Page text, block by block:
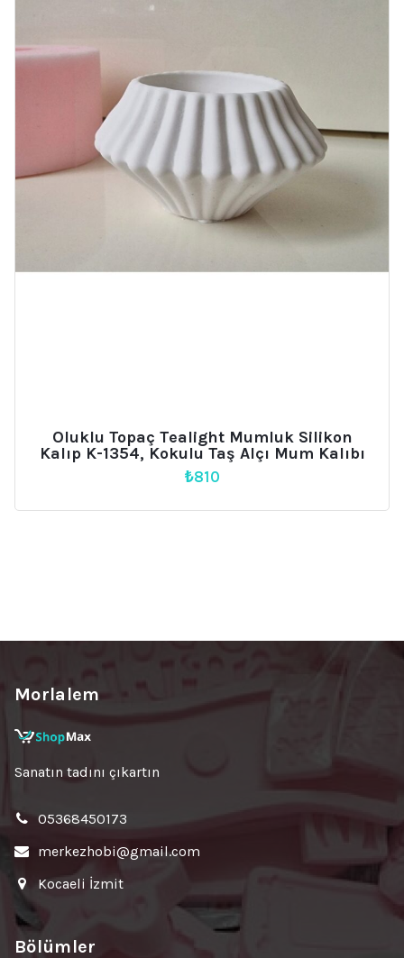
Oluklu Topaç Tealight Mumluk Silikon
Kalıp K-1354, Kokulu Taş Alçı Mum Kalıbı
₺810
Morlalem
Sanatın tadını çıkartın
05368450173
merkezhobi@gmail.com
Kocaeli İzmit
Bölümler